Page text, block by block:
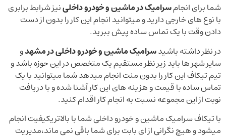
شما برای انجامسرامیک در ماشین و خودرو داخلینیز شرابط برابری
با نوع های خارجی دارید و میتوانید انجام این کار را بدون از دست
دادن وقت با یک تماس ساده پیش ببرید.
در نظر داشته باشیدسرامیک ماشین و خودرو داخلی در مشهدو
سایر شهر ها باید زیر نظر مستقیم یک متخصص در این حوزه باشد و
تیم تیکاف این کار را بدون منت انجام میدهد شما میتوانید با یک
تماس ساده با قیمت و هزینه های این کار آشنا شده و با دریافت
نوبت از این مجموعه نسبت به انجام کار اقدام کنید.
با تیکاف سرامیک ماشین و خودرو داخلی شما با بالاتریکیفیت انجام
میشود و هیچ نگرانی از ای بابت برای شما باقی نمی ماند،مدیریت